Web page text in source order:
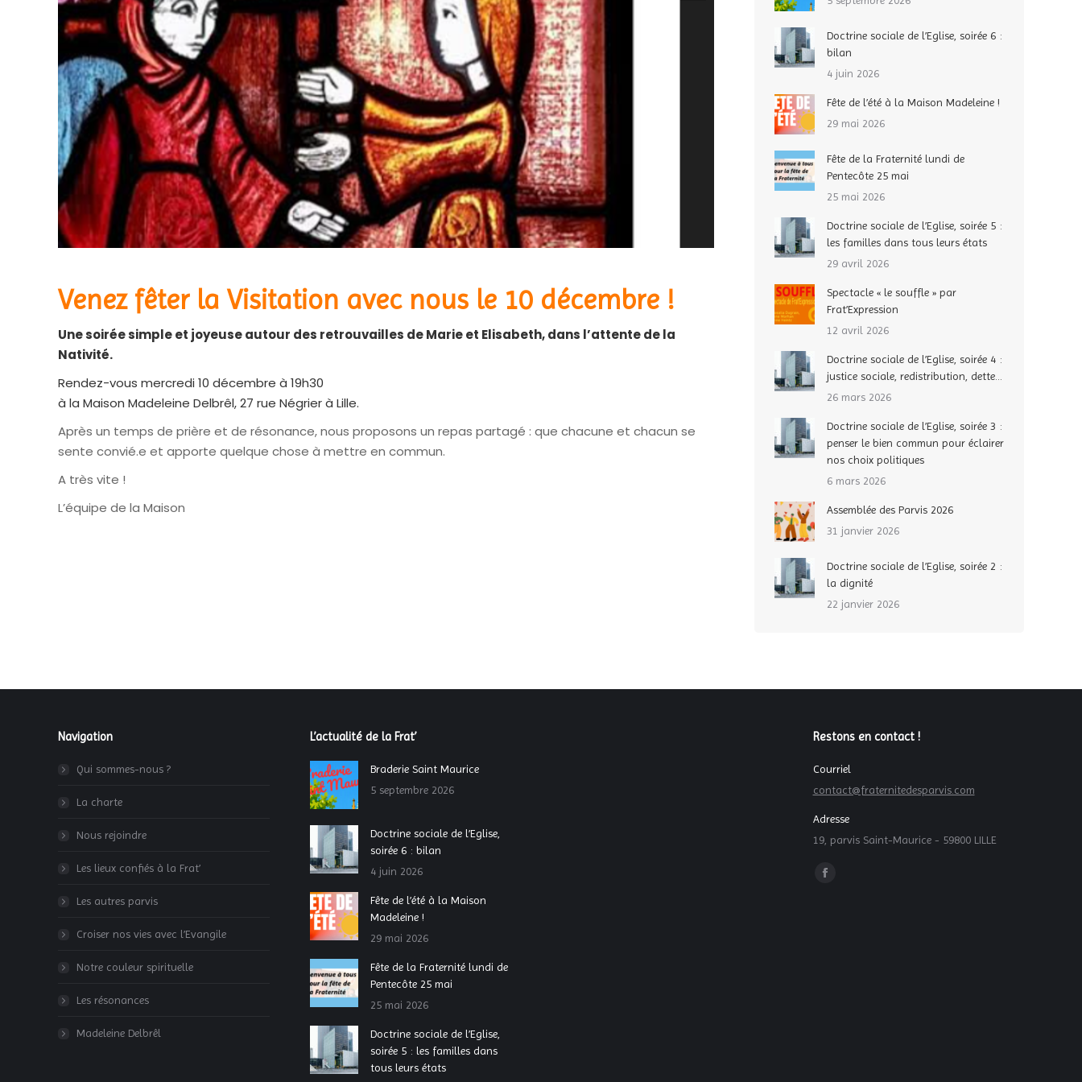
Venez fêter la Visitation avec nous le 10 décembre !
Une soirée simple et joyeuse autour des retrouvailles de Marie et Elisabeth, dans l’attente de la
Nativité.
Rendez-vous mercredi 10 décembre à 19h30
à la Maison Madeleine Delbrêl, 27 rue Négrier à Lille.
Après un temps de prière et de résonance, nous proposons un repas partagé : que chacune et chacun se
sente convié.e et apporte quelque chose à mettre en commun.
A très vite !
L’équipe de la Maison
Doctrine sociale de l’Eglise, soirée 6 :
bilan
4 juin 2026
Fête de l’été à la Maison Madeleine !
29 mai 2026
Fête de la Fraternité lundi de
Pentecôte 25 mai
25 mai 2026
Doctrine sociale de l’Eglise, soirée 5 :
les familles dans tous leurs états
29 avril 2026
Spectacle « le souffle » par
Frat’Expression
12 avril 2026
Doctrine sociale de l’Eglise, soirée 4 :
justice sociale, redistribution, dette…
26 mars 2026
Doctrine sociale de l’Eglise, soirée 3 :
penser le bien commun pour éclairer
nos choix politiques
6 mars 2026
Assemblée des Parvis 2026
31 janvier 2026
Doctrine sociale de l’Eglise, soirée 2 :
la dignité
22 janvier 2026
Navigation
Qui sommes-nous ?
La charte
Nous rejoindre
Les lieux confiés à la Frat’
Les autres parvis
Croiser nos vies avec l’Evangile
Notre couleur spirituelle
Les résonances
Madeleine Delbrêl
L’actualité de la Frat’
Braderie Saint Maurice
5 septembre 2026
Doctrine sociale de l’Eglise,
soirée 6 : bilan
4 juin 2026
Fête de l’été à la Maison
Madeleine !
29 mai 2026
Fête de la Fraternité lundi de
Pentecôte 25 mai
25 mai 2026
Doctrine sociale de l’Eglise,
soirée 5 : les familles dans
tous leurs états
Restons en contact !
Courriel
contact@fraternitedesparvis.com
Adresse
19, parvis Saint-Maurice - 59800 LILLE
Trouvez nous sur :
La